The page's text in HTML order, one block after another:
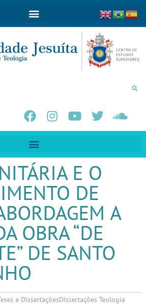
E O
DE
A
OBRA “DE
DE SANTO
e DissertaçõesDissertações Teologia